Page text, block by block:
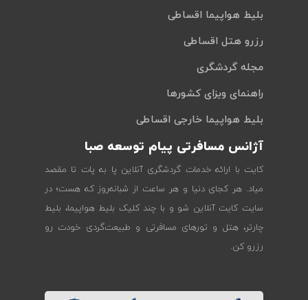
بلیط هواپیما اقساطی
رزرو هتل اقساطی
مجله گردشگری
راهنمای ویزای کشورها
بلیط هواپیما خارجی اقساطی
آژانس مسافرتی پیام توسعه صبا
کایت با ارائه خدمات گردشگری آنلاین پا به پات تا مقصد
میاد. هر کجای دنیا و هر ساعت از شبانه‌روز که هست؛ در
سایت کایت آنلاین شو و با چند کلیک بلیط هواپیما، بلیط
چارتر، هتل و تورهای مسافرتی و طبیعت‌گردی خودت رو
رزرو کن.